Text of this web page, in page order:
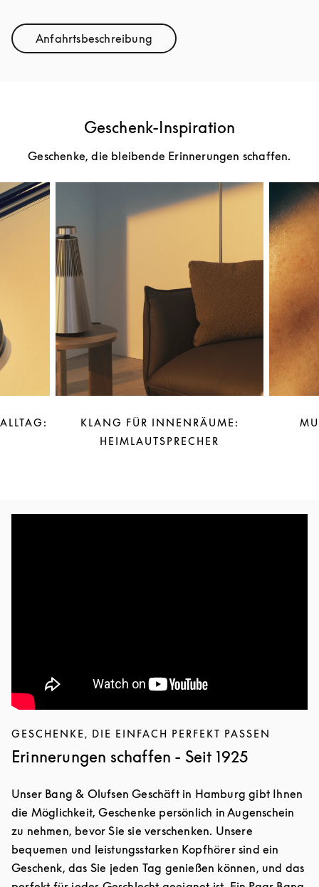
AnfahrtsbeschreibungLink Opens in New Tab
Geschenk-Inspiration
Geschenke, die bleibende Erinnerungen schaffen.
KLANG FÜR INNENRÄUME:
HEIMLAUTSPRECHER
GESCHENKE, DIE EINFACH PERFEKT PASSEN
Erinnerungen schaffen - Seit 1925
Unser Bang & Olufsen Geschäft in Hamburg gibt Ihnen
die Möglichkeit, Geschenke persönlich in Augenschein
zu nehmen, bevor Sie sie verschenken. Unsere
bequemen und leistungsstarken Kopfhörer sind ein
Geschenk, das Sie jeden Tag genießen können, und das